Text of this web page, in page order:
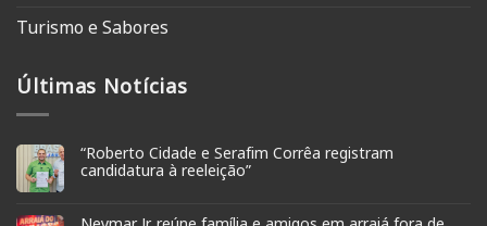
Turismo e Sabores
Últimas Notícias
“Roberto Cidade e Serafim Corrêa registram
candidatura à reeleição”